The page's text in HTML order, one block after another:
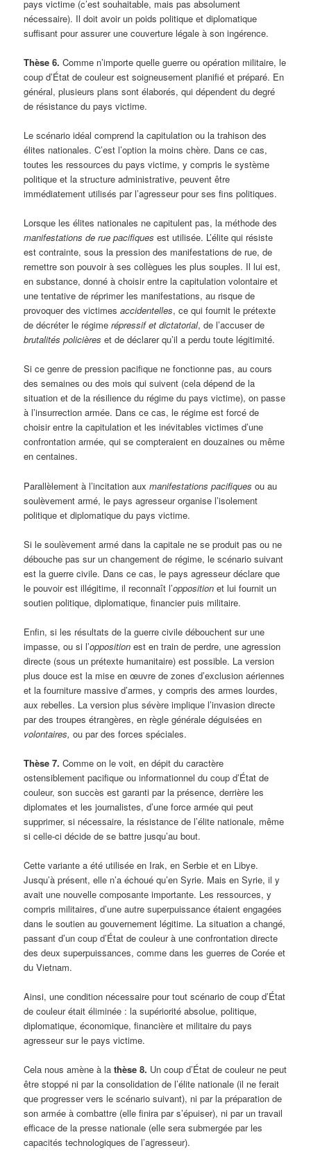
pays victime (c’est souhaitable, mais pas absolument
nécessaire). Il doit avoir un poids politique et diplomatique
suffisant pour assurer une couverture légale à son ingérence.
Thèse 6. Comme n’importe quelle guerre ou opération militaire, le
coup d’État de couleur est soigneusement planifié et préparé. En
général, plusieurs plans sont élaborés, qui dépendent du degré
de résistance du pays victime.
Le scénario idéal comprend la capitulation ou la trahison des
élites nationales. C’est l’option la moins chère. Dans ce cas,
toutes les ressources du pays victime, y compris le système
politique et la structure administrative, peuvent être
immédiatement utilisés par l’agresseur pour ses fins politiques.
Lorsque les élites nationales ne capitulent pas, la méthode des
manifestations de rue pacifiques est utilisée. L’élite qui résiste
est contrainte, sous la pression des manifestations de rue, de
remettre son pouvoir à ses collègues les plus souples. Il lui est,
en substance, donné à choisir entre la capitulation volontaire et
une tentative de réprimer les manifestations, au risque de
provoquer des victimesaccidentelles, ce qui fournit le prétexte
de décréter le régimerépressif et dictatorial, de l’accuser de
brutalités policières et de déclarer qu’il a perdu toute légitimité.
Si ce genre de pression pacifique ne fonctionne pas, au cours
des semaines ou des mois qui suivent (cela dépend de la
situation et de la résilience du régime du pays victime), on passe
à l’insurrection armée. Dans ce cas, le régime est forcé de
choisir entre la capitulation et les inévitables victimes d’une
confrontation armée, qui se compteraient en douzaines ou même
en centaines.
Parallèlement à l’incitation auxmanifestations pacifiques ou au
soulèvement armé, le pays agresseur organise l’isolement
politique et diplomatique du pays victime.
Si le soulèvement armé dans la capitale ne se produit pas ou ne
débouche pas sur un changement de régime, le scénario suivant
est la guerre civile. Dans ce cas, le pays agresseur déclare que
le pouvoir est illégitime, il reconnaît l’opposition et lui fournit un
soutien politique, diplomatique, financier puis militaire.
Enfin, si les résultats de la guerre civile débouchent sur une
impasse, ou si l’opposition est en train de perdre, une agression
directe (sous un prétexte humanitaire) est possible. La version
plus douce est la mise en œuvre de zones d’exclusion aériennes
et la fourniture massive d’armes, y compris des armes lourdes,
aux rebelles. La version plus sévère implique l’invasion directe
par des troupes étrangères, en règle générale déguisées en
volontaires, ou par des forces spéciales.
Thèse 7. Comme on le voit, en dépit du caractère
ostensiblement pacifique ou informationnel du coup d’État de
couleur, son succès est garanti par la présence, derrière les
diplomates et les journalistes, d’une force armée qui peut
supprimer, si nécessaire, la résistance de l’élite nationale, même
si celle-ci décide de se battre jusqu’au bout.
Cette variante a été utilisée en Irak, en Serbie et en Libye.
Jusqu’à présent, elle n’a échoué qu’en Syrie. Mais en Syrie, il y
avait une nouvelle composante importante. Les ressources, y
compris militaires, d’une autre superpuissance étaient engagées
dans le soutien au gouvernement légitime. La situation a changé,
passant d’un coup d’État de couleur à une confrontation directe
des deux superpuissances, comme dans les guerres de Corée et
du Vietnam.
Ainsi, une condition nécessaire pour tout scénario de coup d’État
de couleur était éliminée : la supériorité absolue, politique,
diplomatique, économique, financière et militaire du pays
agresseur sur le pays victime.
Cela nous amène à lathèse 8. Un coup d’État de couleur ne peut
être stoppé ni par la consolidation de l’élite nationale (il ne ferait
que progresser vers le scénario suivant), ni par la préparation de
son armée à combattre (elle finira par s’épuiser), ni par un travail
efficace de la presse nationale (elle sera submergée par les
capacités technologiques de l’agresseur).